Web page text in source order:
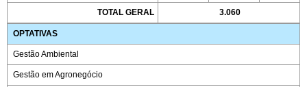
TOTAL GERAL 3.060
OPTATIVAS
Gestão Ambiental
Gestão em Agronegócio